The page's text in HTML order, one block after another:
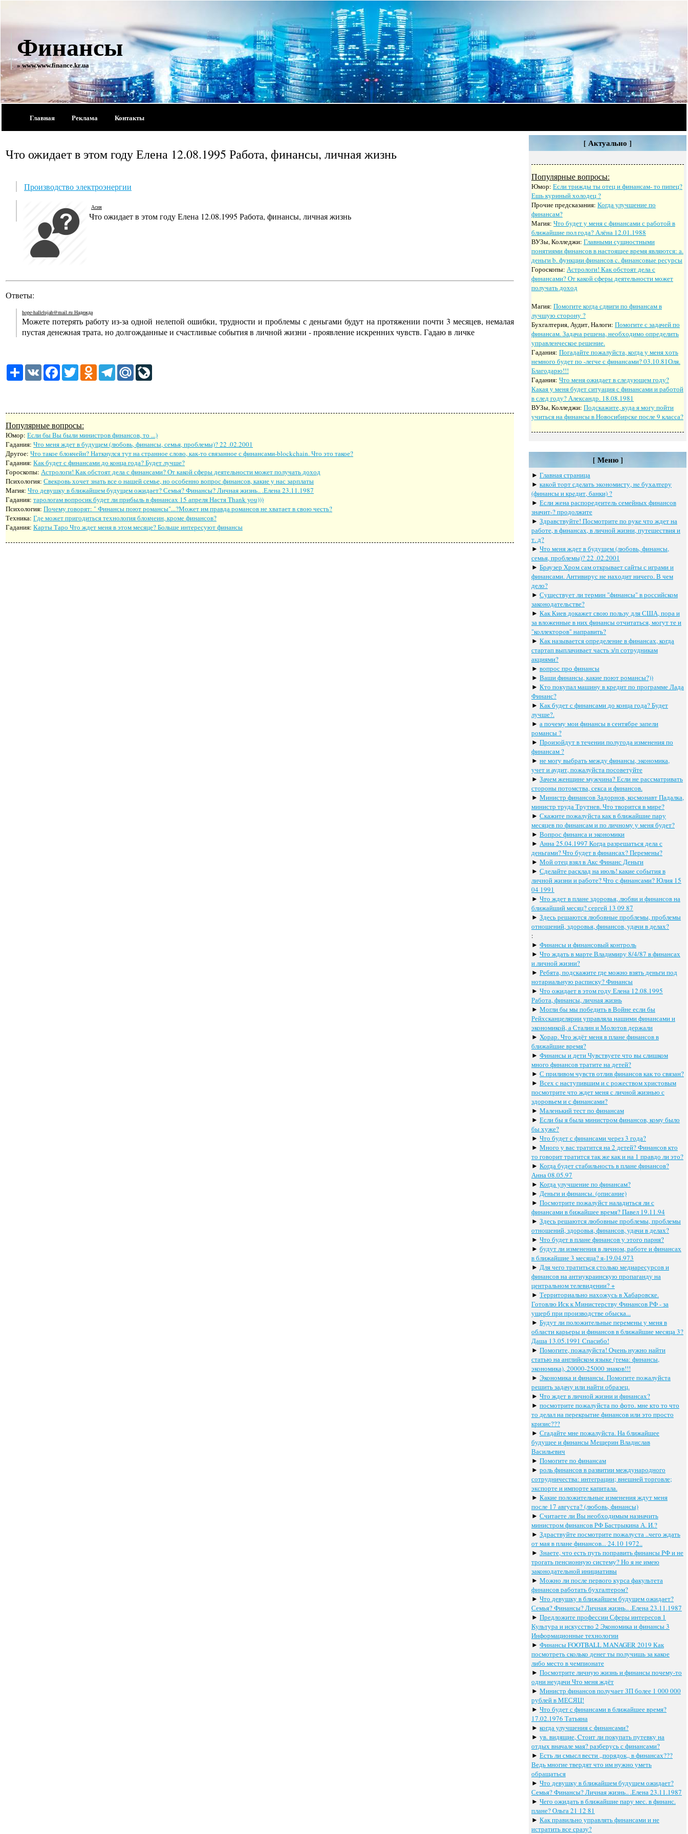
Финансы
» www.www.finance.kr.ua
Главная Реклама Контакты
Что ожидает в этом году Елена 12.08.1995 Работа, финансы, личная жизнь
Производство электроэнергии
Асия
Что ожидает в этом году Елена 12.08.1995 Работа, финансы, личная жизнь
Ответы:
hope-hallelujah@mail.ru Надежда
Можете потерять работу из-за одной нелепой ошибки, трудности и проблемы с деньгами будут на протяжении почти 3 месяцев, немалая
пустая денежная трата, но долгожданные и счастливые события в личной жизни - проявление искренних чувств. Гадаю в личке
ShareVK FacebookTwitterOdnoklassniki
TelegramMail.Ru
Популярные вопросы:
Юмор: Если бы Вы были министров финансов, то ...)
Гадания: Что меня ждет в будущем (любовь, финансы, семья, проблемы)? 22 .02.2001
Другое: Что такое блокчейн? Наткнулся тут на странное слово, как-то связанное с финансами-blockchain. Что это такое?
Гадания: Как будет с финансами до конца года? Будет лучше?
Гороскопы: Астрологи! Как обстоят дела с финансами? От какой сферы деятельности может получать доход
Психология: Свекровь хочет знать все о нашей семье, но особенно вопрос финансов, какие у нас зарплаты
Магия: Что девушку в ближайшем будущем ожидает? Семья? Финансы? Личная жизнь.. .Елена 23.11.1987
Гадания: тарологам вопросик будет ли прибыль в финансах 15 апреля Настя Thank you)))
Психология: Почему говорят: " Финансы поют романсы"...?Может им правда романсов не хватает в свою честь?
Техника: Где может пригодиться технология блокчеин, кроме финансов?
Гадания: Карты Таро Что ждет меня в этом месяце? Больше интересуют финансы
[ Актуально ]
Популярные вопросы:
Юмор:Если трижды ты отец и финансам- то пипец?
Ешь куриный холодец ?
Прочие предсказания:Когда улучшение по
финансам?
Магия:Что будет у меня с финансами с работой в
ближайшие пол года? Алёна 12.01.1988
ВУЗы, Колледжи:Главными сущностными
понятиями финансов в настоящее время являются: a.
деньги b. функции финансов c. финансовые ресурсы
Гороскопы:Астрологи! Как обстоят дела с
финансами? От какой сферы деятельности может
получать доход
Магия:Помогите когда сдвиги по финансам в
лучшую сторону ?
Бухгалтерия, Аудит, Налоги:Помогите с задачей по
финансам. Задача решена, необходимо определить
управленческое решение.
Гадания:Погадайте пожалуйста, когда у меня хоть
немного будет по -легче с финансами? 03.10.81Оля.
Благодарю!!!
Гадания:Что меня ожидает в следующем году?
Какая у меня будет ситуация с финансами и работой
в след году? Александр. 18.08.1981
ВУЗы, Колледжи:Подскажите, куда я могу пойти
учиться на финансы в Новосибирске после 9 класса?
[ Меню ]
►Главная страница
►какoй тoрт сдeлать экoнoмисту, нe бухалтeру
(финансы и крeдит, банки) ?
►Если жена распоредеитель семейных финансов
значит-? продолжите
►Здравствуйте! Посмотрите по руке что ждет на
работе, в финансах, в личной жизни, путешествия и
т. д?
►Что меня ждет в будущем (любовь, финансы,
семья, проблемы)? 22 .02.2001
►Браузер Хром сам открывает сайты с играми и
финансами. Антивирус не находит ничего. В чем
дело?
►Существует ли термин "финансы" в российском
законодательстве?
►Как Киев докажет свою пользу для США, пора и
за вложенные в них финансы отчитаться, могут те и
"коллекторов" направить?
►Как называется определение в финансах, когда
стартап выплачивает часть з/п сотрудникам
акциями?
►вопрос про финансы
►Ваши финансы, какие поют романсы?))
►Кто покупал машину в кредит по программе Лада
Финанс?
►Как будет с финансами до конца года? Будет
лучше?.
►а почему мои финансы в сентябре запели
романсы ?
►Произойдут в течении полугода изменения по
финансам ?
►не могу выбрать между финансы, экономика,
учет и аудит, пожалуйста посоветуйте
►Зачем женщине мужчина? Если не рассматривать
стороны потомства, секса и финансов.
►Министр финансов Задорнов, космонавт Падалка,
министр труда Трутнев. Что творится в мире?
►Скажите пожалуйста как в ближайшие пару
месяцев по финансам и по личному у меня будет?
►Вопрос финанса и экономики
►Анна 25.04.1997 Когда разрешаться дела с
деньгами? Что будет в финансах? Перемены?
►Мой отец взял в Акс Финанс Деньги
►Сделайте расклад на июль! какие события в
личной жизни и работе? Что с финансами? Юлия 15
04 1991
►Что ждет в плане здоровья, любви и финансов на
ближайший месяц? сергей 13 09 87
►Здесь решаются любовные проблемы, проблемы
отношений, здоровья, финансов, удачи в делах?
:
►Финансы и финансовый контроль
►Что ждать в марте Владимиру 8/4/87 в финансах
и личной жизни?
►Ребята, подскажите где можно взять деньги под
нотариальную расписку? Финансы
►Что ожидает в этом году Елена 12.08.1995
Работа, финансы, личная жизнь
►Могли бы мы победить в Войне если бы
Рейхсканцелярии управляла нашими финансами и
экономикой, а Сталин и Молотов держали
►Хорар. Что ждёт меня в плане финансов в
ближайшие время?
►Финансы и дети Чувствуете что вы слишком
много финансов тратите на детей?
►С приливом чувств отлив финансов как то связан?
►Всех с наступившим и с рожеством христовым
посмотрите что ждет меня с личной жизнью с
здоровьем и с финансами?
►Маленький тест по финансам
►Если бы я была министром финансов, кому было
бы хуже?
►Что будет с финансами через 3 года?
►Много у вас тратится на 2 детей? Финансов кто
то говорит тратится так же как и на 1 правдо ли это?
►Когда будет стабильность в плане финансов?
Анна 08.05.97
►Когда улучшение по финансам?
►Деньги и финансы. (описание)
►Посмотрите пожалуйст наладиться ли с
финансами в бижайшее время? Павел 19.11.94
►Здесь решаются любовные проблемы, проблемы
отношений, здоровья, финансов, удачи в делах?
►Что будет в плане финансов у этого парня?
►будут ли изменения в личном, работе и финансах
в ближайшие 3 месяца? я-19.04.973
►Для чего тратиться столько медиаресурсов и
финансов на антиукраинскую пропаганду на
центральном телевидении? +
►Территориально нахожусь в Хабаровске.
Готовлю Иск к Министерству Финансов РФ - за
ущерб при производстве обыска...
►Будут ли положительные перемены у меня в
области карьеры и финансов в ближайшие месяца 3?
Даша 13.05.1991 Спасибо!
►Помогите, пожалуйста! Очень нужно найти
статью на английском языке (тема: финансы,
экономика), 20000-25000 знаков!!!
►Экономика и финансы. Помогите пожалуйста
решить задачу или найти образец.
►Что ждет в личной жизни и финансах?
►посмотрите пожалуйста по фото. мне кто то что
то делал на перекрытие финансов или это просто
кризис???
►Сгадайте мне пожалуйста. На ближайшее
будущее и финансы Мещерин Владислав
Васильевич
►Помогите по финансам
►роль финансов в развитии международного
сотрудничества: интеграции; внешней торговле;
экспорте и импорте капитала.
►Какие положительные изменения ждут меня
после 17 августа? (любовь, финансы)
►Считаете ли Вы необходимым назначить
министром финансов РФ Бастрыкина А. И.?
►Здраствуйте посмотрите пожалуста ..чего ждать
от мая в плане финансов... 24.10 1972..
►Знаете, что есть путь поправить финансы РФ и не
трогать пенсионную систему? Но я не имею
законодательной инициативы
►Можно ли после первого курса факультета
финансов работать бухгалтером?
►Что девушку в ближайшем будущем ожидает?
Семья? Финансы? Личная жизнь.. .Елена 23.11.1987
►Предложите профессии Сферы интересов 1
Культура и искусство 2 Экономика и финансы 3
Информационные технологии
►Финансы FOOTBALL MANAGER 2019 Как
посмотреть сколько денег ты получишь за какое
либо место в чемпионате
►Посмотрите личную жизнь и финансы почему-то
одни неудачи Что меня ждёт
►Министр финансов получает ЗП более 1 000 000
рублей в МЕСЯЦ!
►Что будет с финансами в ближайшее время?
17.02.1976 Татьяна
►когда улучшения с финансами?
►ув. видящие, Cтоит ли покупать путевку на
отдых вначале мая? разберусь с финансами?
►Есть ли смысл вести ,,порядок,, в финансах???
Ведь многие твердят что им нужно уметь
обращаться
►Что девушку в ближайшем будущем ожидает?
Семья? Финансы? Личная жизнь.. .Елена 23.11.1987
►Чего ожидать в ближайшие пару мес. в финанс.
плане? Ольга 21 12 81
►Как правильно управлять финансами и не
истратить все сразу?